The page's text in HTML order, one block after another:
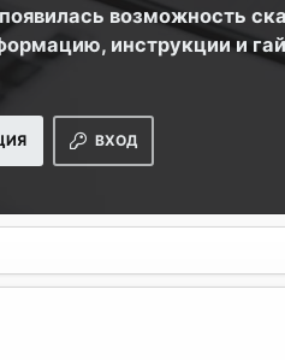
возможность
инструкции и
ВХОД